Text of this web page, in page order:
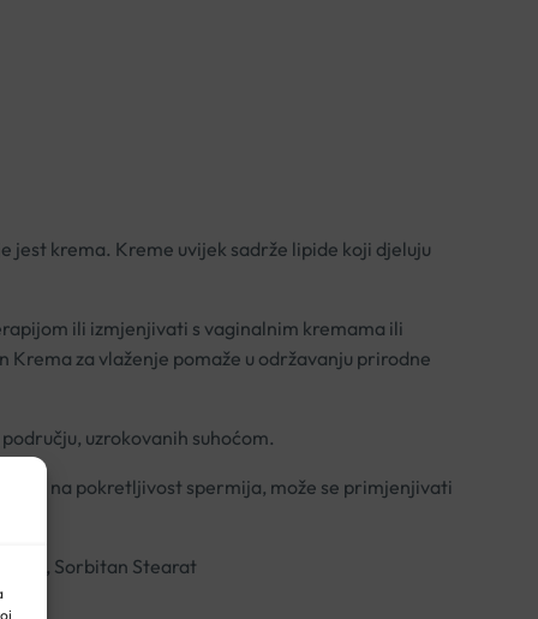
jest krema. Kreme uvijek sadrže lipide koji djeluju
ili izmjenjivati s vaginalnim kremama ili
za vlaženje pomaže u održavanju prirodne
uzrokovanih suhoćom.
na pokretljivost spermija, može se primjenjivati
Sorbitan Stearat